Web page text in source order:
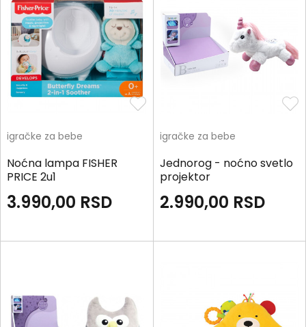
igračke za bebe
Noćna lampa FISHER
PRICE 2u1
3.990,00 RSD
igračke za bebe
Jednorog - noćno svetlo
projektor
2.990,00 RSD